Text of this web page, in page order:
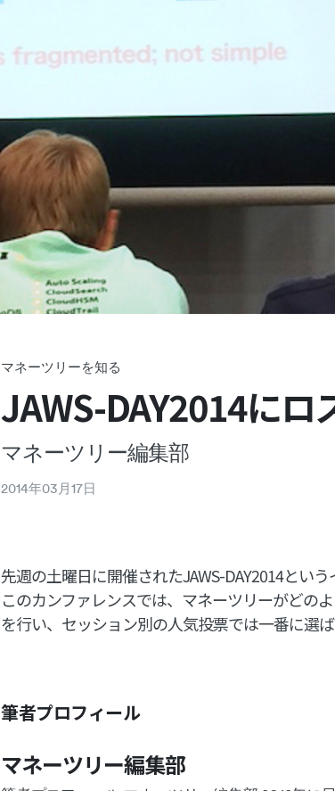
マネーツリーを知る
JAWS-DAY2014にロ
マネーツリー編集部
2014年03 月17日
先週の土曜日に開催されたJAWS-DAY2014とい
このカンファレンスでは、マネーツリーがどの
を行い、セッション別の人気投票では一番に選ば
筆者プロフィール
マネーツリー編集部